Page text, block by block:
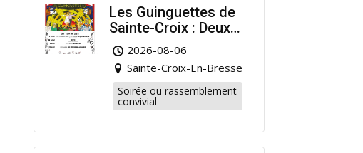
Les Guinguettes de
Sainte-Croix : Deux
Rendez-vous
Dansants pour
Prolonger l’Été !
2026-08-06
Sainte-Croix-En-Bresse
Soirée ou rassemblement
convivial